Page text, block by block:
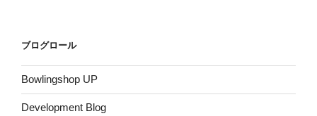
ブログロール
Bowlingshop UP
Development Blog